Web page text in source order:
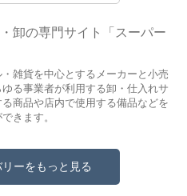
卸の専門サイト「スーパー
雑貨を中心とするメーカーと小売
る事業者が利用する卸・仕入れサ
商品や店内で使用する備品などを
きます。
ーをもっと見る